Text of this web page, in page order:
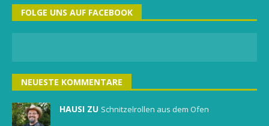
FOLGE UNS AUF FACEBOOK
NEUESTE KOMMENTARE
HAUSI ZU Schnitzelrollen aus dem Ofen